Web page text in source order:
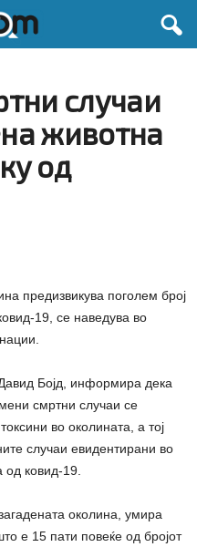
случаи
животна
од
предизвикува поголем број
19, се наведува во
Бојд, информира дека
смртни случаи се
во околината, а тој
случаи евидентирани во
ковид-19.
околина, умира
е 15 пати повеќе од бројот